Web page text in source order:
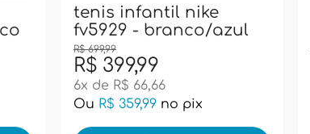
tenis infantil nike
fv5929 - branco/azul
R$ 399,99
R$ 699,99
6x de R$ 66,66
Ou R$ 359,99 no pix